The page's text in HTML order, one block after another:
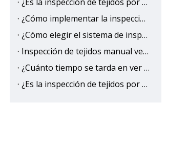
¿Cómo implementar la inspección de tejidos basada en IA para eliminar la salida de defectos?
¿Cómo elegir el sistema de inspección de tejidos con IA adecuado?
Inspección de tejidos manual versus IA: precisión, velocidad y comparación de costos
¿Cuánto tiempo se tarda en ver el retorno de la inversión (ROI) de la inspección de tejidos con IA?
¿Es la inspección de tejidos por IA mejor que la inspección manual tradicional?